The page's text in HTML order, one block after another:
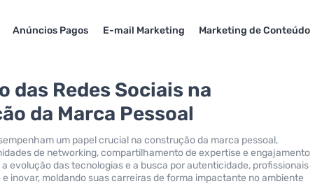
Anúncios Pagos E-mail Marketing Marketing de Conteúdo
das Redes Sociais na
da Marca Pessoal
um papel crucial na construção da marca pessoal,
de networking, compartilhamento de expertise e engajamento
evolução das tecnologias e a busca por autenticidade, profissionais
inovar, moldando suas carreiras de forma impactante no ambiente